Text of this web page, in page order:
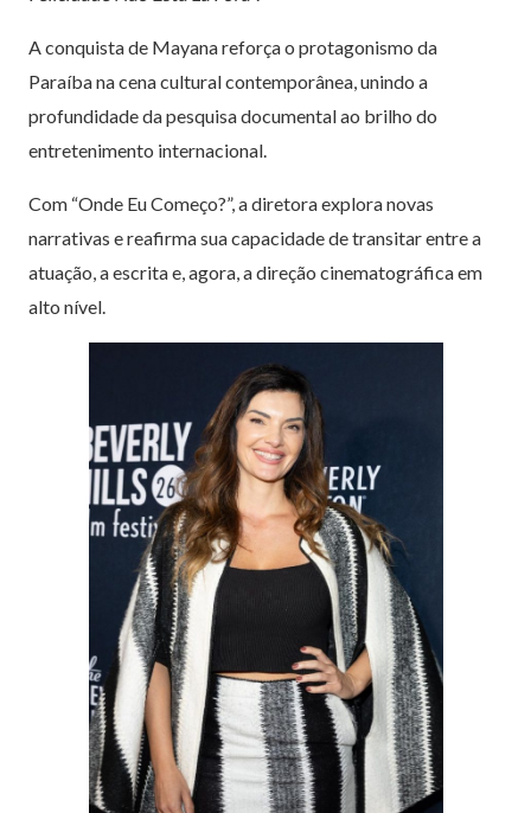
A conquista de Mayana reforça o protagonismo da
Paraíba na cena cultural contemporânea, unindo a
profundidade da pesquisa documental ao brilho do
entretenimento internacional.
Com “Onde Eu Começo?”, a diretora explora novas
narrativas e reafirma sua capacidade de transitar entre a
atuação, a escrita e, agora, a direção cinematográfica em
alto nível.